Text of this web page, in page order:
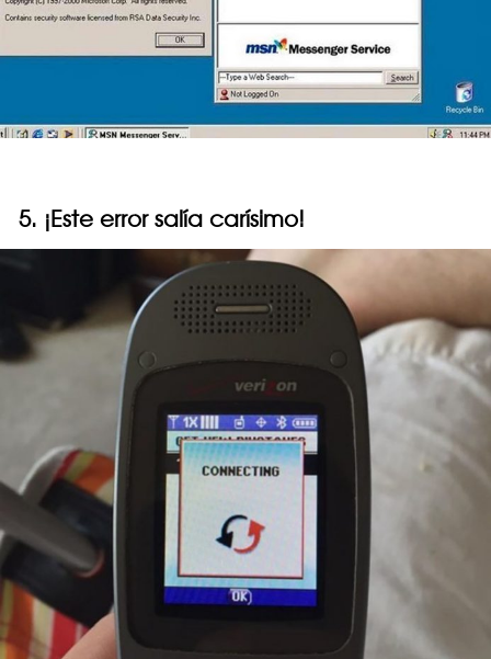
5. ¡Este error salía carísimo!